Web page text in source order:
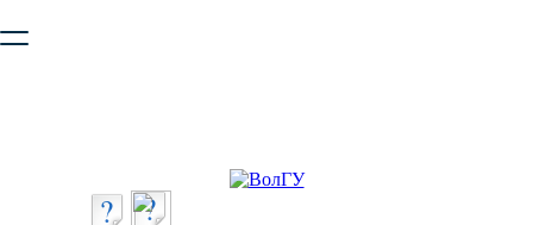
безопасную работу с сайтом. Пожалуйста